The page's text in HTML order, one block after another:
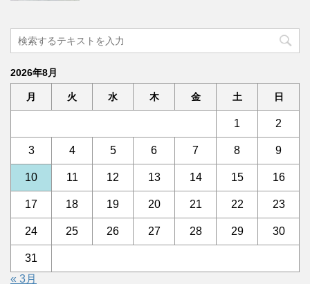
2026年8月
月 火 水 木 金 土 日
1 2
3 4 5 6 7 8 9
10 11 12 13 14 15 16
17 18 19 20 21 22 23
24 25 26 27 28 29 30
31
« 3月